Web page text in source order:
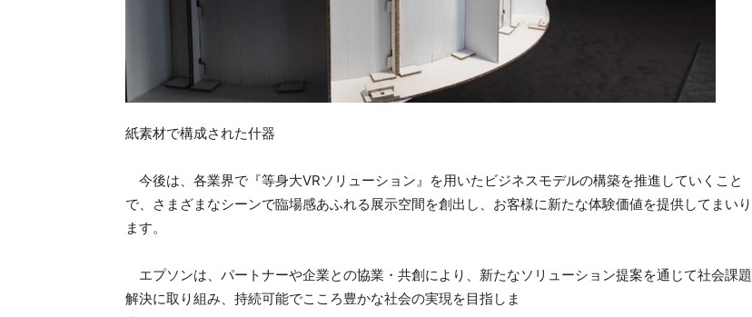
紙素材で構成された什器
今後は、各業界で『等身大VRソリューション』を用いたビジネスモデルの構築を推進していくこと
で、さまざまなシーンで臨場感あふれる展示空間を創出し、お客様に新たな体験価値を提供してまいり
ます。
エプソンは、パートナーや企業との協業・共創により、新たなソリューション提案を通じて社会課題
解決に取り組み、持続可能でこころ豊かな社会の実現を目指しま